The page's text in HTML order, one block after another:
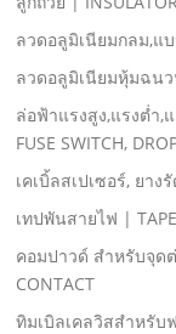
ลวดอลูมิเนียมกลม,แบ
ลวดอลูมิเนียมหุ้มฉนว
ล่อฟ้าแรงสูง,แรงตํ่า,
FUSE SWITCH,
เคเบิ้ลสเปเซอร์, ยาง
เทปพันสายไฟ | TAPE
คอมปาวด์ สําหรับจุดต่
CONTACT
ทิมเบิลเคลวิสสําหรับ